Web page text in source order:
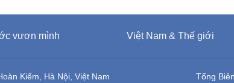
vươn mình Việt Nam & Thế giới
Kiếm, Hà Nội, Việt Nam Tổng